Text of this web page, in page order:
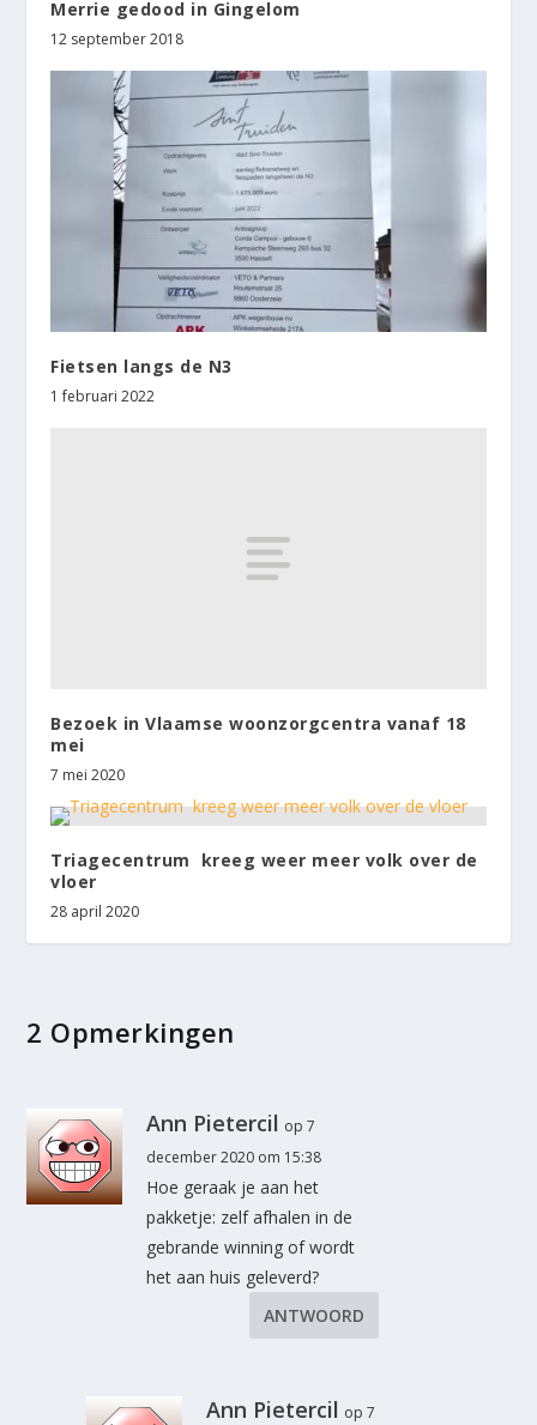
Merrie gedood in Gingelom
12 september 2018
Fietsen langs de N3
1 februari 2022
Bezoek in Vlaamse woonzorgcentra vanaf 18
mei
7 mei 2020
Triagecentrum kreeg weer meer volk over de
vloer
28 april 2020
2 Opmerkingen
Ann Pietercil op 7
december 2020 om 15:38
Hoe geraak je aan het
pakketje: zelf afhalen in de
gebrande winning of wordt
het aan huis geleverd?
ANTWOORD
Ann Pietercil op 7